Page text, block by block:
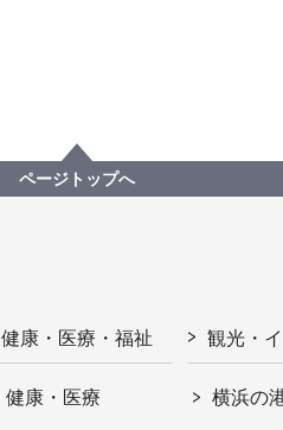
ページトップへ
健康・医療・福祉
健康・医療
観光・
横浜の